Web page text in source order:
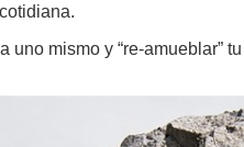
uno mismo y “re-amueblar”